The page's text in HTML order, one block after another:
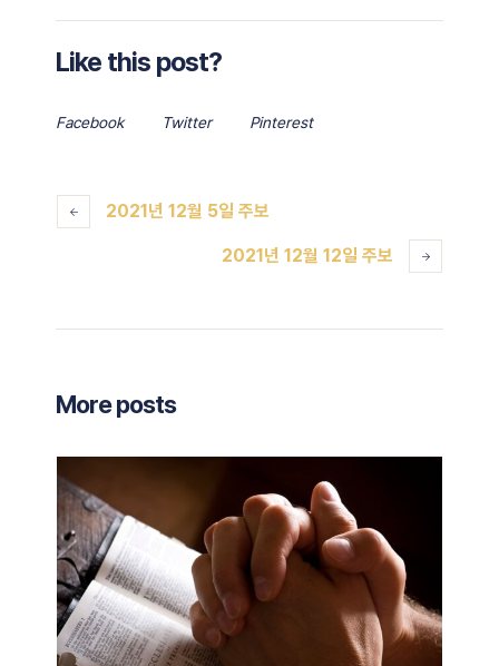
Like this post?
Facebook Twitter Pinterest
2021년 12월 5일 주보
2021년 12월 12일 주보
More posts